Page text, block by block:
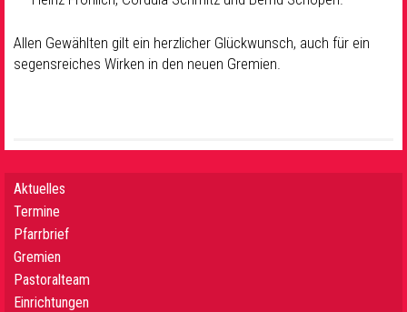
Seelsorge & Kontakt
Allen Gewählten gilt ein herzlicher Glückwunsch, auch für ein
segensreiches Wirken in den neuen Gremien.
Aktuelles
Termine
Pfarrbrief
Gremien
Pastoralteam
Einrichtungen